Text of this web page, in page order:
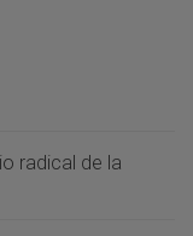
radical de la